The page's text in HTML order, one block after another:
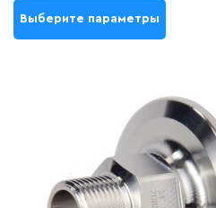
Выберите параметры